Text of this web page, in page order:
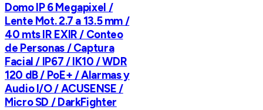
Domo IP 6 Megapixel /
Lente Mot. 2.7 a 13.5 mm /
40 mts IR EXIR / Conteo
de Personas / Captura
Facial / IP67 / IK10 / WDR
120 dB / PoE+ / Alarmas y
Audio I/O / ACUSENSE /
Micro SD / DarkFighter